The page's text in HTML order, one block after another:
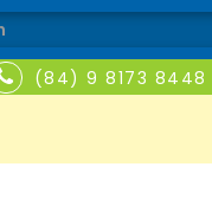
(84) 9 8173 8448